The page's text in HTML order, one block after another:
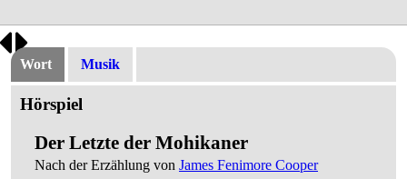
Wort Musik
Hörspiel
Der Letzte der Mohikaner
Nach der Erzählung von James Fenimore Cooper